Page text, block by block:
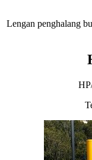
Lengan penghalang